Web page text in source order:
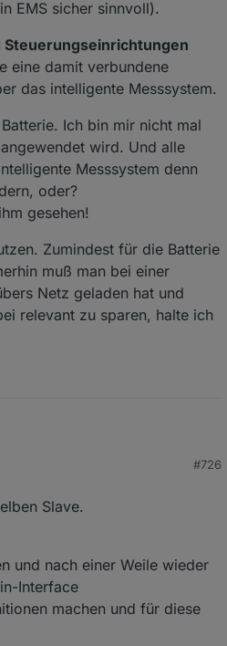
EMS sicher sinnvoll).
eine damit verbundene
das intelligente Messsystem.
Ich bin mir nicht mal
wird. Und alle
Messsystem denn
oder?
gesehen!
Zumindest für die Batterie
muß man bei einer
Netz geladen hat und
relevant zu sparen, halte ich
nicht mehr.
das Protokoll.
#726
Slave.
und nach einer Weile wieder
Interface
machen und für diese